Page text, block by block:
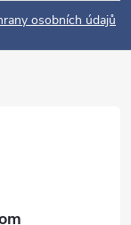
osobních údajů